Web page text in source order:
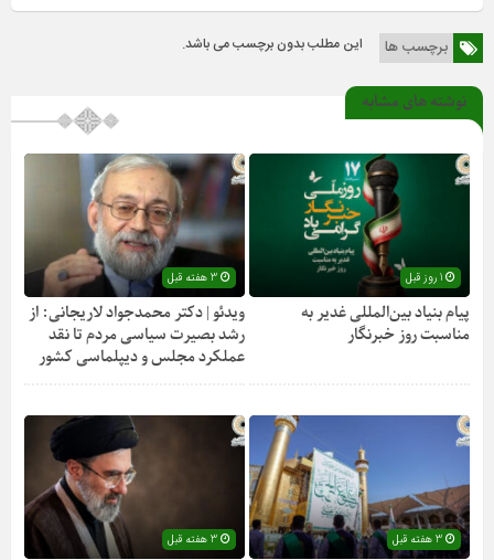
برچسب ها این مطلب بدون برچسب می باشد.
نوشته های مشابه
1 روز قبل
پیام بنیاد بین‌المللی غدیر به
مناسبت روز خبرنگار
ویدئو | دکتر محمدجواد لاریجانی: از
رشد بصیرت سیاسی مردم تا نقد
عملکرد مجلس و دیپلماسی کشور
3 هفته قبل